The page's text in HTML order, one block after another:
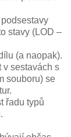
stavy (LOD –
(a naopak).
v sestavách s
souboru) se
řadu typů